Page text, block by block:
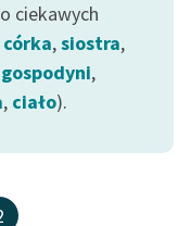
ciekawych
córka,siostra,
gospodyni,
, ciało).